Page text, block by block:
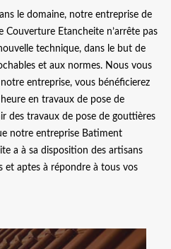
le domaine, notre entreprise de
Etancheite n’arrête pas
technique, dans le but de
et aux normes. Nous vous
entreprise, vous bénéficierez
en travaux de pose de
des travaux de pose de gouttières
notre entreprise Batiment
a à sa disposition des artisans
et aptes à répondre à tous vos